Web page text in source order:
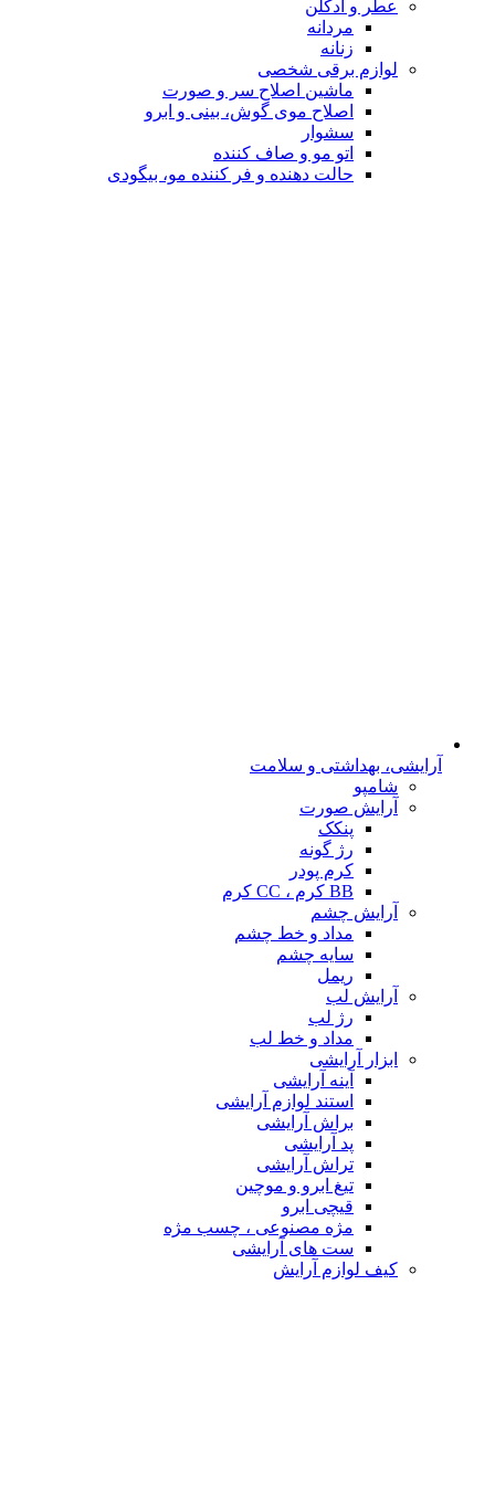
عطر و ادکلن
مردانه
زنانه
لوازم برقی شخصی
ماشین اصلاح سر و صورت
اصلاح موی گوش، بینی و ابرو
سشوار
اتو مو و صاف کننده
حالت دهنده و فر کننده مو، بیگودی
آرایشی، بهداشتی و سلامت
شامپو
آرایش صورت
پنکک
رژ گونه
کرم پودر
BB کرم ، CC کرم
آرایش چشم
مداد و خط چشم
سایه چشم
ریمل
آرایش لب
رژ لب
مداد و خط لب
ابزار آرایشی
آینه آرایشی
استند لوازم آرایشی
براش آرایشی
پد آرایشی
تراش آرایشی
تیغ ابرو و موچین
قیچی ابرو
مژه مصنوعی ، چسب مژه
ست های آرایشی
کیف لوازم آرایش